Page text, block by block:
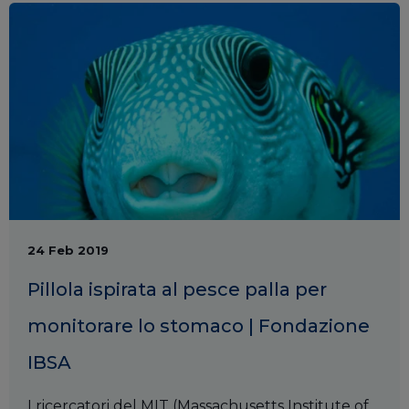
24 Feb 2019
Pillola ispirata al pesce palla per
monitorare lo stomaco | Fondazione
IBSA